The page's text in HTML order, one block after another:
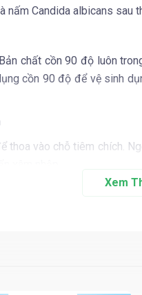
Candida albicans sau
chất cồn 90 độ luôn
cồn 90 độ để vệ sinh
vào chỗ tiêm chích.